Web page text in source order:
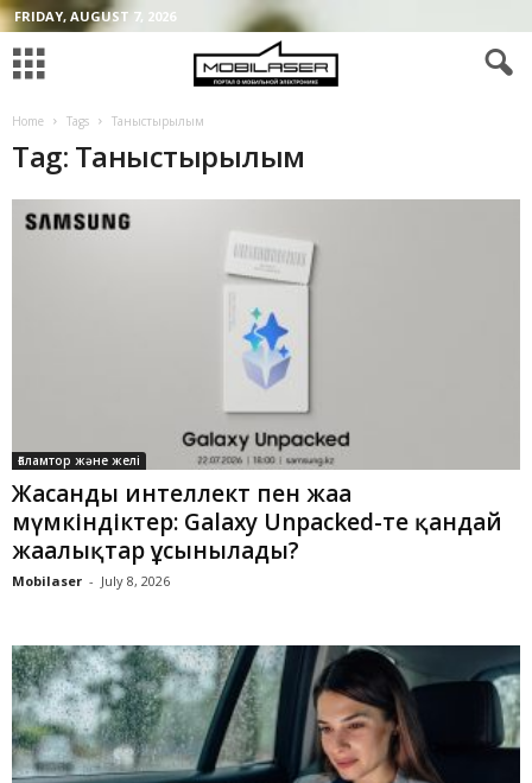
FRIDAY, AUGUST 7, 2026
Home Tags Таныстырылым
Tag: Таныстырылым
Ғаламтор және желі
Жасанды интеллект пен жаңа
мүмкіндіктер: Galaxy Unpacked-те қандай
жаңалықтар ұсынылады?
Mobilaser - July 8, 2026